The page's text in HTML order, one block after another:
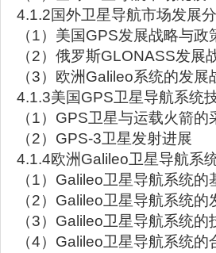
4.1.2国外卫星导航市场发展
（1）美国GPS发展战略与政
（2）俄罗斯GLONASS发展
（3）欧洲Galileo系统的发
4.1.3美国GPS卫星导航系统
（1）GPS卫星与运载火箭的
（2）GPS-3卫星发射进展
4.1.4欧洲Galileo卫星导航系
（1）Galileo卫星导航系统的
（2）Galileo卫星导航系统的
（3）Galileo卫星导航系统的
（4）Galileo卫星导航系统的